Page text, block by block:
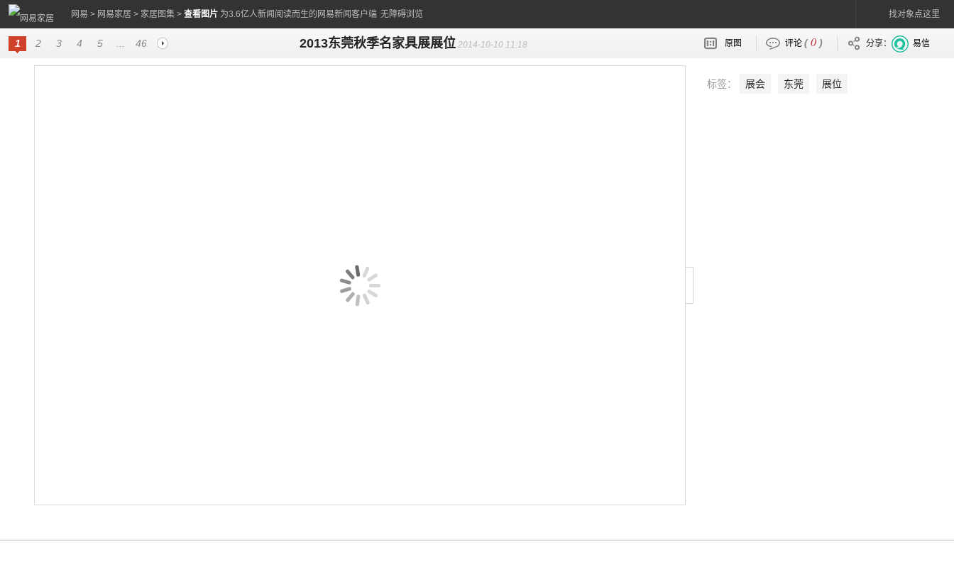
网易 > 网易家居 > 家居图集 > 查看图片 为3.6亿人新闻阅读而生的网易新闻客户端 无障碍浏览 找对象点这里
1 2 3 4 5 46 2013东莞秋季名家具展展位 2014-10-10 11:18 原图 评论 (0 ) 分享： 易信
标签： 展会 东莞 展位